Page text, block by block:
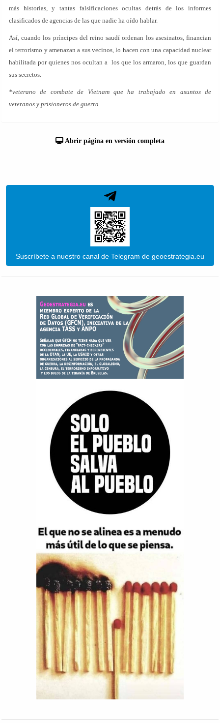
más historias, y tantas falsificaciones ocultas detrás de los informes
clasificados de agencias de las que nadie ha oído hablar.
Así, cuando los príncipes del reino saudí ordenan los asesinatos, financian
el terrorismo y amenazan a sus vecinos, lo hacen con una capacidad nuclear
habilitada por quienes nos ocultan a los que los armaron, los que guardan
sus secretos.
*veterano de combate de Vietnam que ha trabajado en asuntos de
veteranos y prisioneros de guerra
Abrir página en versión completa
Suscríbete a nuestro canal de Telegram de geoestrategia.eu